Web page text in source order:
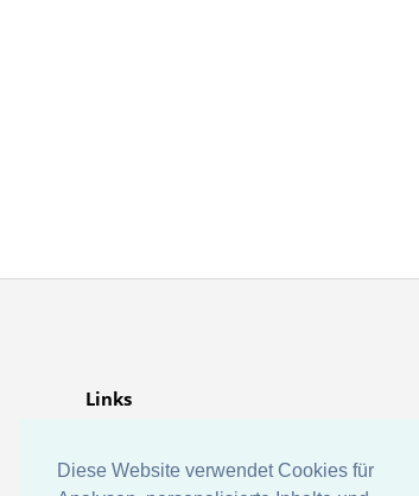
Diese Website verwendet Cookies für
Links
Dena (Deutsche Energie Agentur)